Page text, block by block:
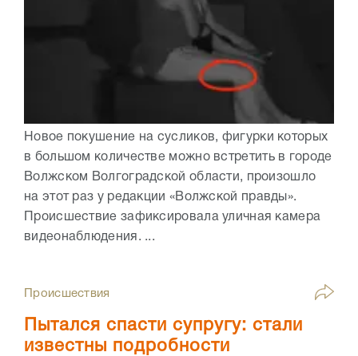
Новое покушение на сусликов, фигурки которых
в большом количестве можно встретить в городе
Волжском Волгоградской области, произошло
на этот раз у редакции «Волжской правды».
Происшествие зафиксировала уличная камера
видеонаблюдения. ...
Происшествия
Пытался спасти супругу: стали
известны подробности